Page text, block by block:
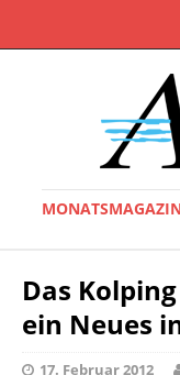
Das
ein Neues
17. Februar 2012